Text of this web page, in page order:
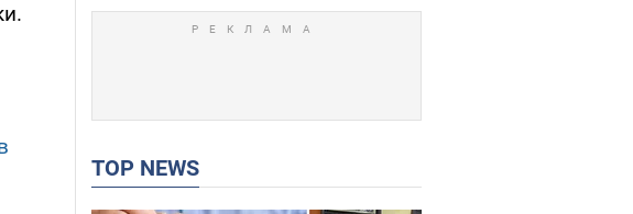
TOP NEWS